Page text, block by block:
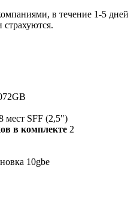
в течение 1-5 дней
страхуются.
мест SFF (2,5")
в комплекте 2
10gbe